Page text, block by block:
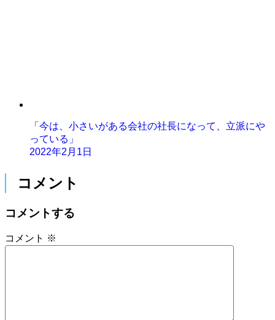
「今は、小さいがある会社の社長になって、立派にや
っている」
2022年2月1日
コメント
コメントする
コメント ※